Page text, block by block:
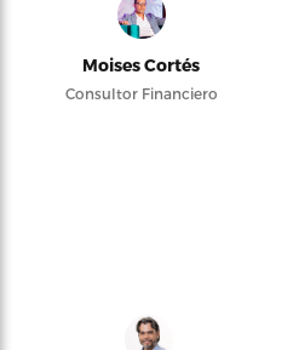
Moises Cortés
Consultor Financiero